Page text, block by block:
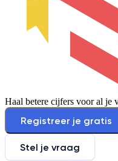
Haal betere cijfers voor al je
Registreer je gratis
Stel je vraag